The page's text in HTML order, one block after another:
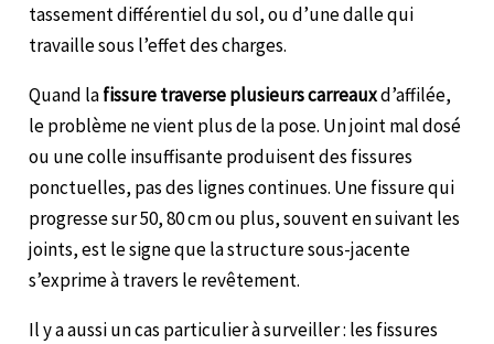
tassement différentiel du sol, ou d’une dalle qui
travaille sous l’effet des charges.
Quand lafissure traverse plusieurs carreauxd’affilée,
le problème ne vient plus de la pose. Un joint mal dosé
ou une colle insuffisante produisent des fissures
ponctuelles, pas des lignes continues. Une fissure qui
progresse sur 50, 80 cm ou plus, souvent en suivant les
joints, est le signe que la structure sous-jacente
s’exprime à travers le revêtement.
Il y a aussi un cas particulier à surveiller : les fissures